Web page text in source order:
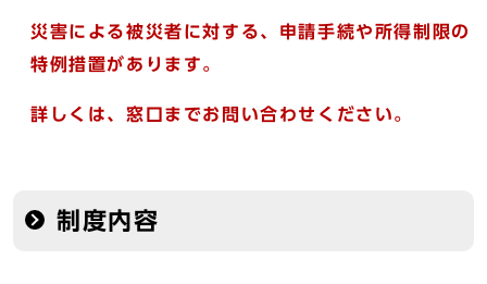
災害による被災者に対する、申請手続や所得制限の
特例措置があります。
詳しくは、窓口までお問い合わせください。
制度内容